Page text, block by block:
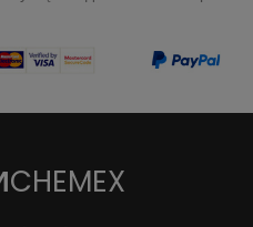
CHEMEX